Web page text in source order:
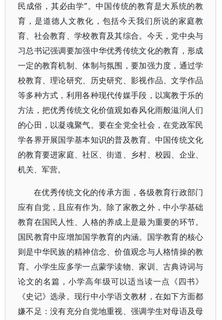
民成俗，其必由学”。中国传统的教育是大系统的教
育，是道德人文教化，包括今天我们所说的家庭教
育、社会教育、学校教育及其综合。今天，党中央与
习总书记强调要加强中华优秀传统文化的教育，形成
一定的教育机制、体制与氛围，要加强力度，通过学
校教育、理论研究、历史研究、影视作品、文学作品
等多种方式，利用各种现代传媒手段，以寓教于乐的
方法，把优秀传统文化价值观如春风化雨般滋润人们
的心田，以凝魂聚气。要在全党全社会，在党政军民
学各界开展国学基本知识的普及教育。中国传统文化
的教育要进家庭、社区、街道、乡村、校园、企业、
机关、军营。
在优秀传统文化的传承方面，各级教育行政部门
应有自觉，且应有作为。除了家教之外，中小学基础
教育在国民人性、人格的养成上是最为重要的环节。
国民教育中应增加国学教育的内涵。国学教育的核心
则是中华民族的精神信念、价值观念与人格情操的教
育。小学生应多学一点蒙学读物、家训、古典诗词与
论文的名篇，小学高年级可以适当读一点《四书》
《史记》选录。现行中小学语文教材，在如下方面都
嫌不足：没有充分自觉地重视、强调学生对母语及母